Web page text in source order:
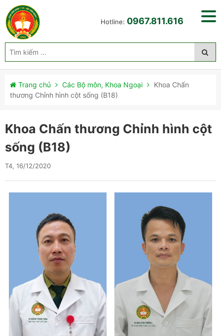
Hotline: 0967.811.616
Trang chủ Các Bộ môn, Khoa Ngoại
Khoa Chấn
thương Chỉnh hình cột sống (B18)
Khoa Chấn thương Chỉnh hình cột
sống (B18)
T4, 16/12/2020